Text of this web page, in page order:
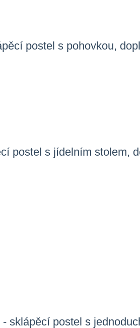
postel s pohovkou,
postel s jídelním stolem,
- sklápěcí postel s